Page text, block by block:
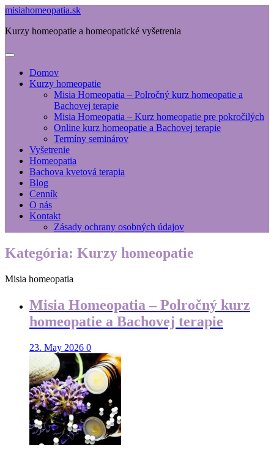
misiahomeopatia.sk
Kurzy homeopatie a homeopatické vyšetrenia
Domov
Kurzy homeopatie
Misia Homeopatia – Polročný kurz homeopatie a
Bachovej terapie
Misia Homeopatia – Kurz homeopatie pre pokročilých
Online kurz homeopatie a Bachovej terapie
Termíny seminárov
Vyšetrenie
Homeopatia
Bachova kvetová terapia
Blog
Cenník
O nás
Kontakt
Zásady ochrany osobných údajov
Kategória: Kurzy homeopatie
Misia homeopatia
Misia Homeopatia – Polročný kurz
homeopatie a Bachovej terapie
23. May 2026 0